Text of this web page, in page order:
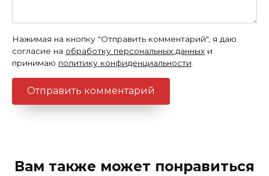
Нажимая на кнопку "Отправить комментарий", я даю
согласие на обработку персональных данных и
принимаю политику конфиденциальности
Вам также может понравиться